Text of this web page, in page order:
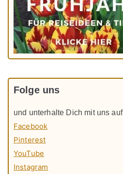
Folge uns
und unterhalte Dich mit uns auf
Facebook
Pinterest
YouTube
Instagram